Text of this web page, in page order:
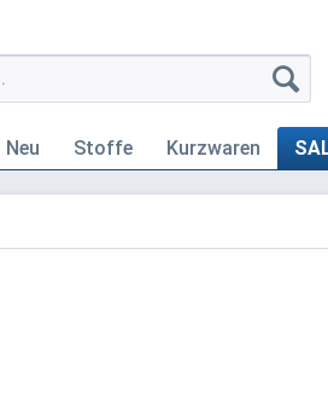
Neu Stoffe Kurzwaren